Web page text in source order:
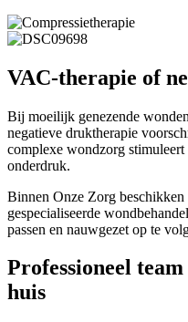
VAC-therapie of
Bij moeilijk genezende
negatieve druktherapie
complexe wondzorg
onderdruk.
Binnen Onze Zorg
gespecialiseerde
passen en nauwgezet op te
Professioneel
huis